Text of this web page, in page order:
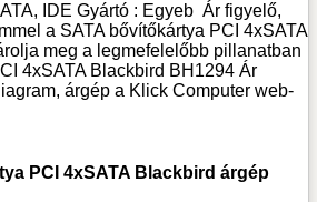
IDE Gyártó : Egyeb Ár figyelő,
a SATA bővítőkártya PCI 4xSATA
meg a legmefelelőbb pillanatban
4xSATA Blackbird BH1294 Ár
árgép a Klick Computer web-
PCI 4xSATA Blackbird árgép